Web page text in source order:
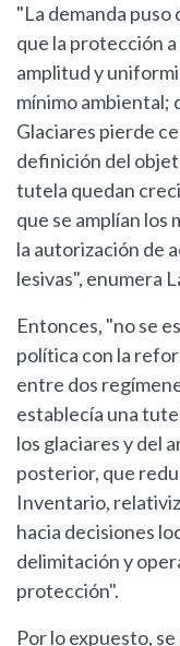
"La demanda
que la protección
amplitud y
mínimo ambiental;
Glaciares pierde
definición del
tutela quedan
que se amplían los
la autorización de
lesivas", enumera
Entonces, "no se
política con la
entre dos
establecía una
los glaciares y del
posterior, que
Inventario,
hacia decisiones
delimitación y
protección".
Por lo expuesto,